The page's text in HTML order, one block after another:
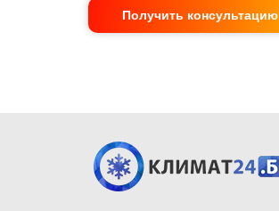
Получить консультацию